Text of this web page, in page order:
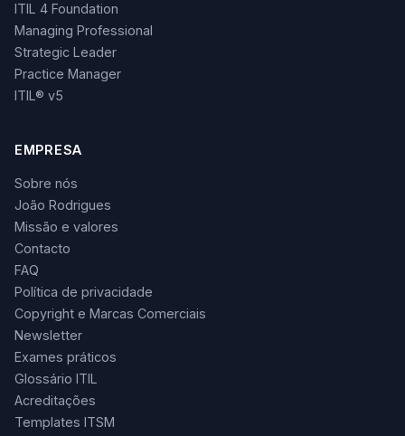
ITIL 4 Foundation
Managing Professional
Strategic Leader
Practice Manager
ITIL® v5
EMPRESA
Sobre nós
João Rodrigues
Missão e valores
Contacto
FAQ
Política de privacidade
Copyright e Marcas Comerciais
Newsletter
Exames práticos
Glossário ITIL
Acreditações
Templates ITSM